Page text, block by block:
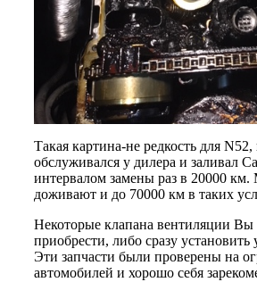
Такая картина-не редкость для
обслуживался у дилера и заливал
интервалом замены раз в 20000
доживают и до 70000 км в таких
Некоторые клапана вентиляции Вы
приобрести, либо сразу установить
Эти запчасти были проверены на
автомобилей и хорошо себя